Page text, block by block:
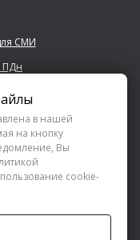
ПРОЕКТОВ»
СМИ
ПДн
в нашей
на кнопку
Вы
cookie-